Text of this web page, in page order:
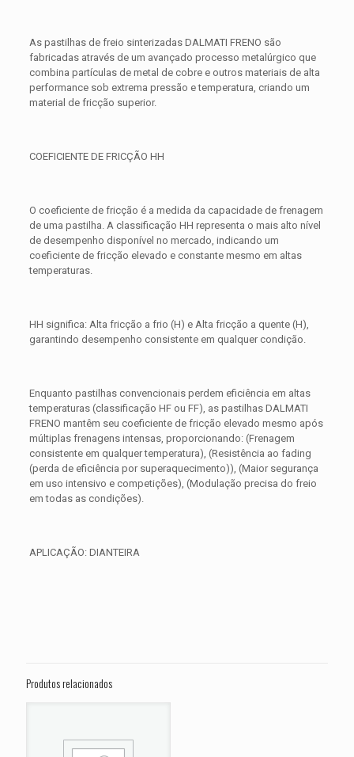
As pastilhas de freio sinterizadas DALMATI FRENO são
fabricadas através de um avançado processo metalúrgico que
combina partículas de metal de cobre e outros materiais de alta
performance sob extrema pressão e temperatura, criando um
material de fricção superior.
COEFICIENTE DE FRICÇÃO HH
O coeficiente de fricção é a medida da capacidade de frenagem
de uma pastilha. A classificação HH representa o mais alto nível
de desempenho disponível no mercado, indicando um
coeficiente de fricção elevado e constante mesmo em altas
temperaturas.
HH significa: Alta fricção a frio (H) e Alta fricção a quente (H),
garantindo desempenho consistente em qualquer condição.
Enquanto pastilhas convencionais perdem eficiência em altas
temperaturas (classificação HF ou FF), as pastilhas DALMATI
FRENO mantêm seu coeficiente de fricção elevado mesmo após
múltiplas frenagens intensas, proporcionando: (Frenagem
consistente em qualquer temperatura), (Resistência ao fading
(perda de eficiência por superaquecimento)), (Maior segurança
em uso intensivo e competições), (Modulação precisa do freio
em todas as condições).
APLICAÇÃO: DIANTEIRA
CA CB CP Custom ANO 2014 2015 2016
O seu endereço de e-mail não será publicado.
Produtos relacionados